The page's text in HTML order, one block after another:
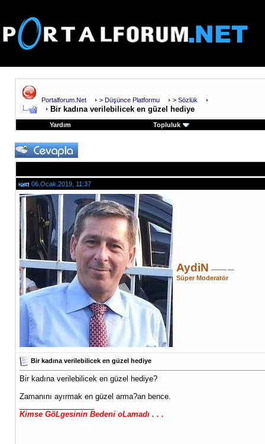
Portalforum.Net > Düşünce Platformu > Sözlük
Bir kadına verilebilicek en güzel hediye
Yardım Topluluk
06.Ocak.2019, 11:37
AydiN
Süper Moderatör
Bir kadına verilebilicek en güzel hediye
Bir kadına verilebilicek en güzel hediye?
Zamanını ayırmak en güzel arma?an bence.
Kimse GöLgesinin Bedeni oLamadı . . .